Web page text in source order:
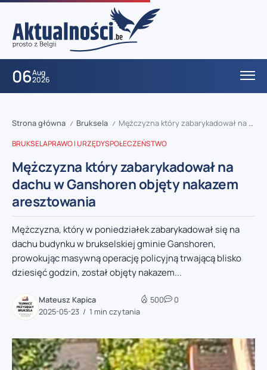
06Aug
2026
Strona główna / Bruksela / Mężczyzna który zabarykadował na dachu w Ganshoren objęty nakazem aresztowania
BRUKSELAPRAWO I URZĘDYSPOŁECZEŃSTWO
Mężczyzna który zabarykadował na
dachu w Ganshoren objęty nakazem
aresztowania
Mężczyzna, który w poniedziałek zabarykadował się na
dachu budynku w brukselskiej gminie Ganshoren,
prowokując masywną operację policyjną trwającą blisko
dziesięć godzin, został objęty nakazem...
Mateusz Kapica
2025-05-23
1 min czytania
500 0